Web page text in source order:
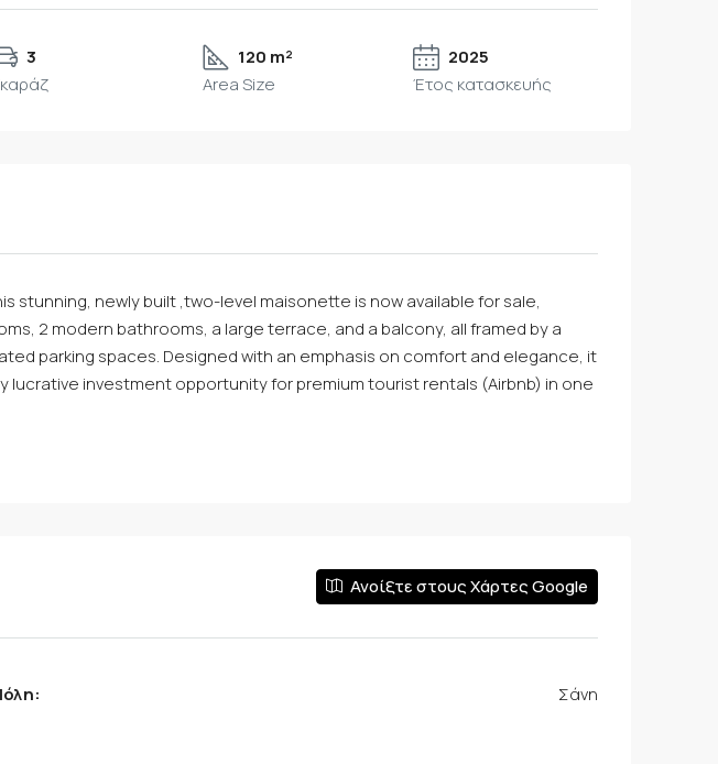
3
120 m²
Area Size
2025
Έτος κατασκευής
stunning, newly built ,two-level maisonette is now available for sale,
2 modern bathrooms, a large terrace, and a balcony, all framed by a
parking spaces. Designed with an emphasis on comfort and elegance, it
investment opportunity for premium tourist rentals (Airbnb) in one
Ανοίξτε στους Χάρτες Google
Σάνη